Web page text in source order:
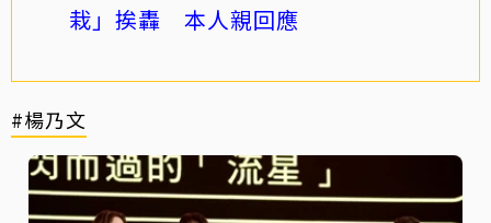
栽」挨轟 本人親回應
#楊乃文